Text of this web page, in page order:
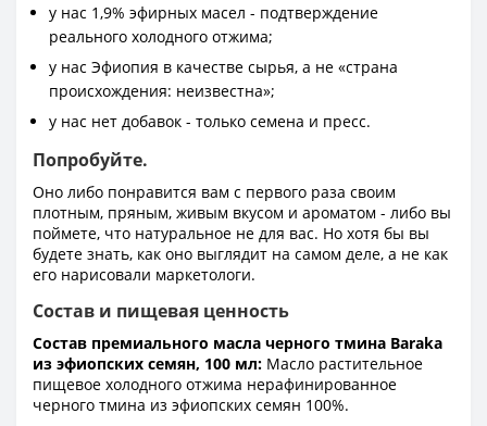
у нас 1,9% эфирных масел - подтверждение
реального холодного отжима;
у нас Эфиопия в качестве сырья, а не «страна
происхождения: неизвестна»;
у нас нет добавок - только семена и пресс.
Попробуйте.
Оно либо понравится вам с первого раза своим
плотным, пряным, живым вкусом и ароматом - либо вы
поймете, что натуральное не для вас. Но хотя бы вы
будете знать, как оно выглядит на самом деле, а не как
его нарисовали маркетологи.
Состав и пищевая ценность
Состав премиального масла черного тмина Baraka
из эфиопских семян, 100 мл: Масло растительное
пищевое холодного отжима нерафинированное
черного тмина из эфиопских семян 100%.